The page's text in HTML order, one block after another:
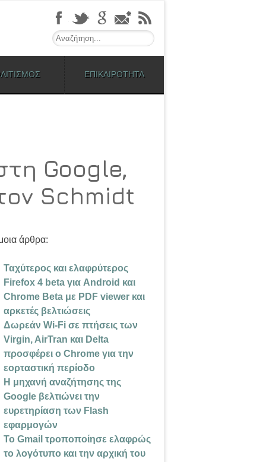
Search
ΕΠΙΚΑΙΡΟΤΗΤΑ
Google,
Schmidt
άρθρα:
Ταχύτερος και ελαφρύτερος
Firefox 4 beta για Android και
Chrome Beta με PDF viewer και
αρκετές βελτιώσεις
Δωρεάν Wi-Fi σε πτήσεις των
Virgin, AirTran και Delta
προσφέρει ο Chrome για την
εορταστική περίοδο
Η μηχανή αναζήτησης της
Google βελτιώνει την
ευρετηρίαση των Flash
εφαρμογών
Το Gmail τροποποίησε ελαφρώς
το λογότυπο και την αρχική του